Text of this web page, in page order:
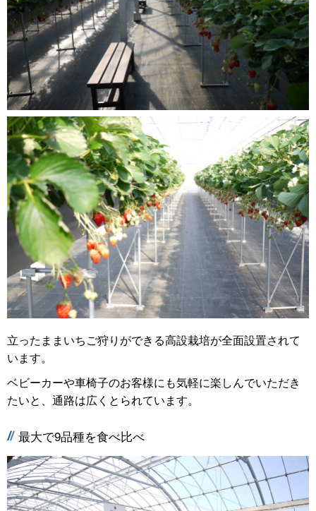
立ったままいちご狩りができる高設栽培が全面設置されて
います。
ベビーカーや車椅子のお客様にも気軽に楽しんでいただき
たいと、通路は広くとられています。
最大で9品種を食べ比べ